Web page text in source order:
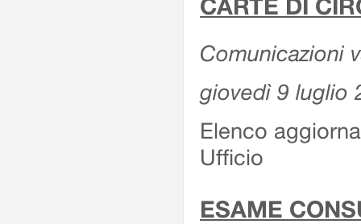
CARTE DI
Comunicazioni
giovedì 9 luglio
Elenco
Ufficio
ESAME